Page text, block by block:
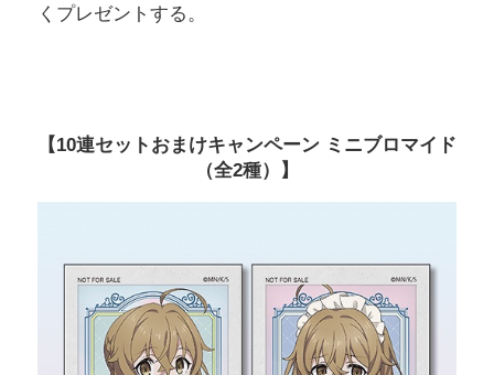
くプレゼントする。
【10連セットおまけキャンペーン ミニブロマイド
（全2種）】